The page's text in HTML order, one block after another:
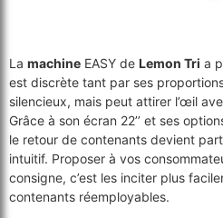
La machine EASY de Lemon Tri a
est discrète tant par ses
silencieux, mais peut attirer l’œil
Grâce à son écran 22’’ et ses
le retour de contenants devient
intuitif. Proposer à vos
consigne, c’est les inciter plus
contenants réemployables.